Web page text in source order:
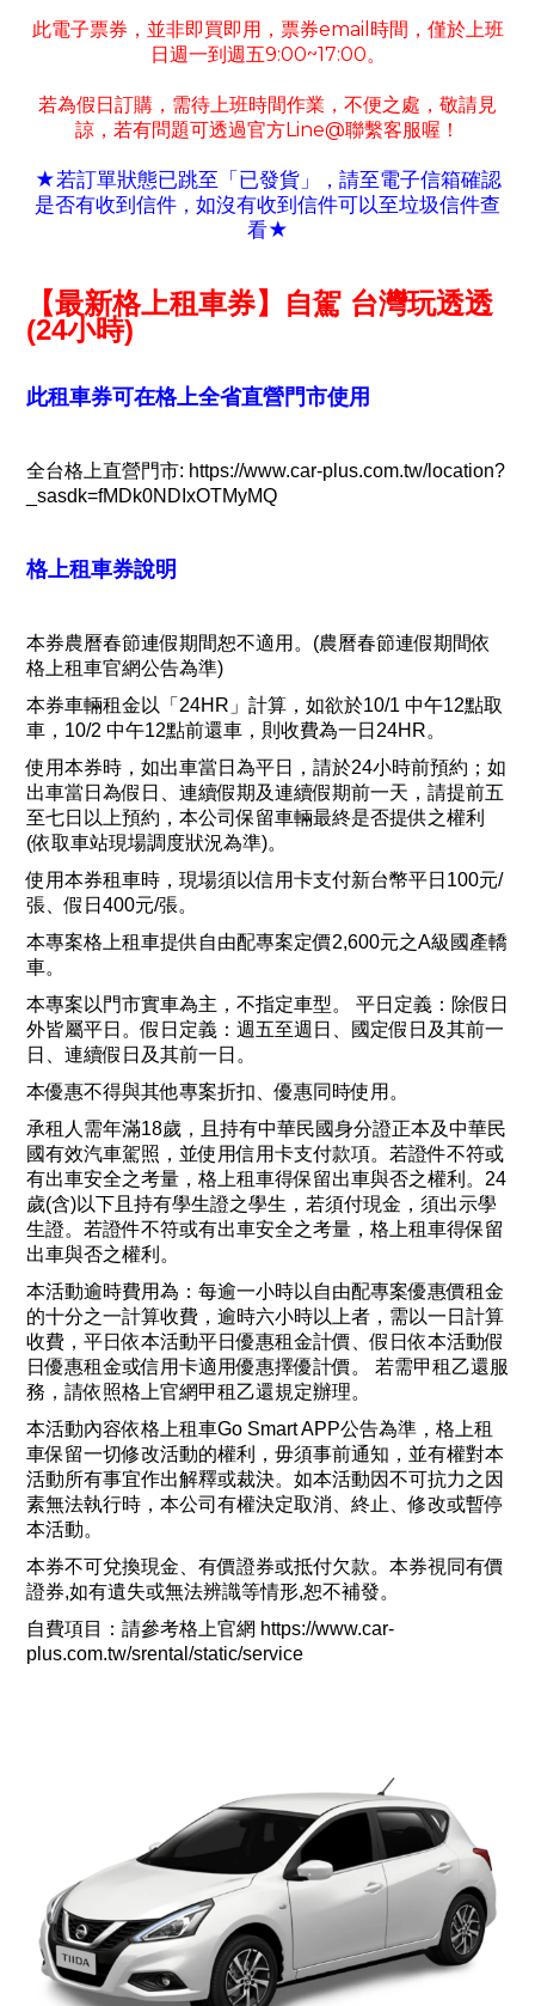
此電子票券 ， 並非即買即用 ， 票券email 時間 ， 僅於上班
日週一到週五9:00~17:00。
若為假日訂購 ， 需待上班時間作業 ， 不便之處 ， 敬請見
諒 ， 若有問題可透過官方Line@聯繫客服喔！
★若訂單狀態已跳至「已發貨」 ， 請至電子信箱確認
是否有收到信件 ， 如沒有收到信件可以至垃圾信件查
看★
【最新格上租車券】自駕 台灣玩透透
(24小時)
此租車券可在格上全省直營門市使用
全台格上直營門市: https://www.car-plus.com.tw/location?
_sasdk=fMDk0NDIxOTMyMQ
格上租車券說明
本券農曆春節連假期間恕不適用。(農曆春節連假期間依
格上租車官網公告為準)
本券車輛租金以「24HR」計算，如欲於10/1 中午12點取
車，10/2 中午12點前還車，則收費為一日24HR。
使用本券時，如出車當日為平日，請於24小時前預約；如
出車當日為假日、連續假期及連續假期前一天，請提前五
至七日以上預約，本公司保留車輛最終是否提供之權利
(依取車站現場調度狀況為準)。
使用本券租車時，現場須以信用卡支付新台幣平日100元/
張、假日400元/張。
本專案格上租車提供自由配專案定價2,600元之A級國產轎
車。
本專案以門市實車為主，不指定車型。 平日定義：除假日
外皆屬平日。假日定義：週五至週日、國定假日及其前一
日、連續假日及其前一日。
本優惠不得與其他專案折扣、優惠同時使用。
承租人需年滿18歲，且持有中華民國身分證正本及中華民
國有效汽車駕照，並使用信用卡支付款項。若證件不符或
有出車安全之考量，格上租車得保留出車與否之權利。24
歲(含)以下且持有學生證之學生，若須付現金，須出示學
生證。若證件不符或有出車安全之考量，格上租車得保留
出車與否之權利。
本活動逾時費用為：每逾一小時以自由配專案優惠價租金
的十分之一計算收費，逾時六小時以上者，需以一日計算
收費，平日依本活動平日優惠租金計價、假日依本活動假
日優惠租金或信用卡適用優惠擇優計價。 若需甲租乙還服
務，請依照格上官網甲租乙還規定辦理。
本活動內容依格上租車Go Smart APP公告為準，格上租
車保留一切修改活動的權利，毋須事前通知，並有權對本
活動所有事宜作出解釋或裁決。如本活動因不可抗力之因
素無法執行時，本公司有權決定取消、終止、修改或暫停
本活動。
本券不可兌換現金、有價證券或抵付欠款。本券視同有價
證券,如有遺失或無法辨識等情形,恕不補發。
自費項目：請參考格上官網 https://www.car-
plus.com.tw/srental/static/service